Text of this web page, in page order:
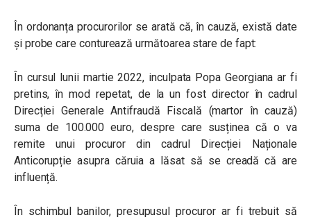
În ordonanța procurorilor se arată că, în cauză, există date
și probe care conturează următoarea stare de fapt:
În cursul lunii martie 2022, inculpata Popa Georgiana ar fi
pretins, în mod repetat, de la un fost director în cadrul
Direcției Generale Antifraudă Fiscală (martor în cauză)
suma de 100.000 euro, despre care susținea că o va
remite unui procuror din cadrul Direcției Naționale
Anticorupție asupra căruia a lăsat să se creadă că are
influență.
În schimbul banilor, presupusul procuror ar fi trebuit să